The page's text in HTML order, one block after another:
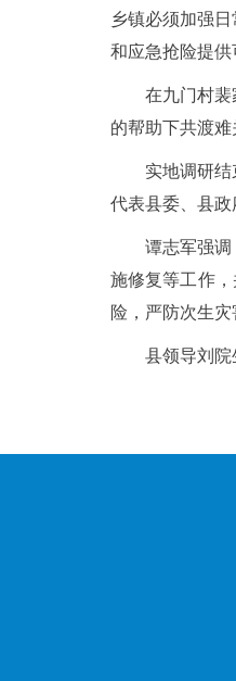
乡镇必须加强
和应急抢险提供
在九门村
的帮助下共渡
实地调研
代表县委、县政
谭志军强
施修复等工作
险，严防次生
县领导刘院